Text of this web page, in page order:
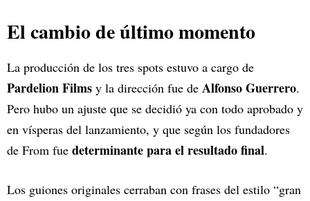
El cambio de último momento
La producción de los tres spots estuvo a cargo de
Pardelion Films y la dirección fue de Alfonso Guerrero.
Pero hubo un ajuste que se decidió ya con todo aprobado y
en vísperas del lanzamiento, y que según los fundadores
de From fue determinante para el resultado final.
Los guiones originales cerraban con frases del estilo “gran